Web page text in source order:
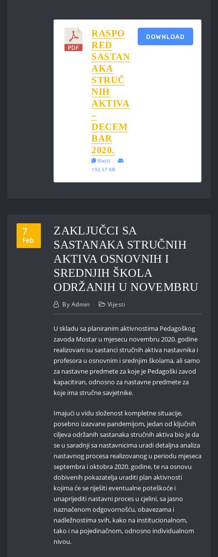
RASPO
RED
SASTAN
AKA
STRUČ
NIH
AKTIVA
–
DECEM
BAR
2020.
file(s)
192.57 KB
DOWNLOAD
7
Feb
ZAKLJUČCI SA
SASTANAKA STRUČNIH
AKTIVA OSNOVNIH I
SREDNJIH ŠKOLA
ODRŽANIH U NOVEMBRU
By Admin Vijesti
U skladu sa planiranim aktivnostima Pedagoškog
zavoda Mostar u mjesecu novembru 2020. godine
realizovani su sastanci stručnih aktiva nastavnika i
profesora u osnovnim i srednjim školama, ali samo
za nastavne predmete za koje je Pedagoški zavod
kapacitiran, odnosno za nastavne predmete za
koje ima stručne savjetnike.
Imajući u vidu složenost kompletne situacije,
posebno izazvane pandemijom, jedan od ključnih
ciljeva održanih sastanaka stručnih aktiva bio je da
se u saradnji sa nastavnicima uradi detaljna analiza
nastavnog procesa realizovanog u periodu mjeseca
septembra i oktobra 2020. godine, te na osnovu
dobivenih pokazatelja uraditi plan aktivnosti
kojima će se riješiti eventualne poteškoće i
unaprijediti nastavni proces u cjelini, sa jasno
naznačenom odgovornošću, obavezama i
nadležnostima svih, kako na institucionalnom,
tako i na pojedinačnom, odnosno individualnom
nivou.